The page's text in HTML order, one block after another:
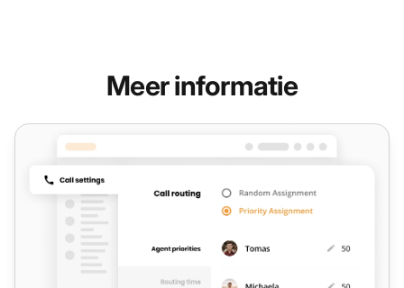
Meer informatie
Oproepverdeling functies